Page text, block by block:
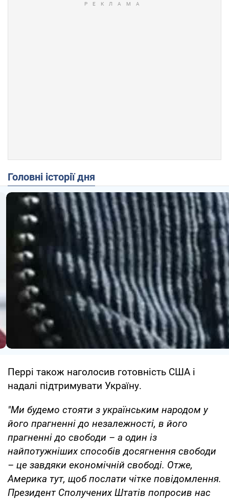
Головні історії дня
Перрі також наголосив готовність США і
надалі підтримувати Україну.
"Ми будемо стояти з українським народом у
його прагненні до незалежності, в його
прагненні до свободи – а один із
найпотужніших способів досягнення свободи
– це завдяки економічній свободі. Отже,
Америка тут, щоб послати чітке повідомлення.
Президент Сполучених Штатів попросив нас